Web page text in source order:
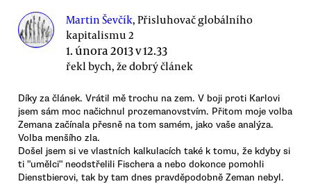
Martin Ševčík, Přisluhovač globálního
kapitalismu 2
1. února 2013 v 12.33
řekl bych, že dobrý článek
Díky za článek. Vrátil mě trochu na zem. V boji proti Karlovi
jsem sám moc načichnul prozemanovstvím. Přitom moje volba
Zemana začínala přesně na tom samém, jako vaše analýza.
Volba menšího zla.
Došel jsem si ve vlastních kalkulacích také k tomu, že kdyby si
ti "umělci" neodstřelili Fischera a nebo dokonce pomohli
Dienstbierovi, tak by tam dnes pravděpodobně Zeman nebyl.